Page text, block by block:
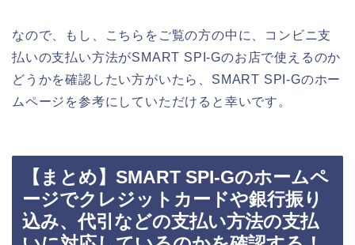
なので、もし、こちらをご覧の方の中に、コンビニ支
払いの支払い方法がSMART SPI-Gのお店で使えるのか
どうかを確認したい方がいたら、SMART SPI-Gのホー
ムページを参考にしていただけると幸いです。
【まとめ】SMART SPI-Gのホームペ
ージでクレジットカードや銀行振り
込み、代引などの支払い方法の支払